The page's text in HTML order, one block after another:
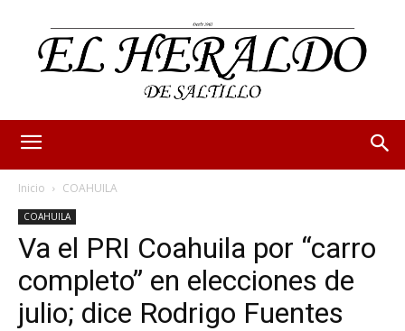
Inicio COAHUILA
COAHUILA
Va el PRI Coahuila por “carro
completo” en elecciones de
julio; dice Rodrigo Fuentes